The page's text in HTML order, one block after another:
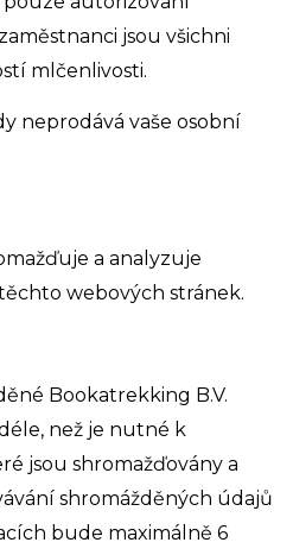
jsou všichni
mlčenlivosti.
neprodává vaše osobní
a analyzuje
webových stránek.
Bookatrekking B.V.
než je nutné k
jsou shromažďovány a
shromážděných údajů
bude maximálně 6